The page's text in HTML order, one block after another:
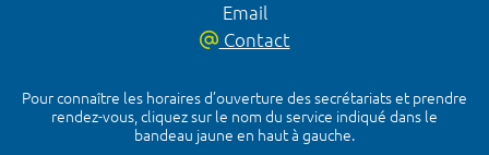
Email
Contact
Pour connaître les horaires d’ouverture des secrétariats et prendre
rendez-vous, cliquez sur le nom du service indiqué dans le
bandeau jaune en haut à gauche.